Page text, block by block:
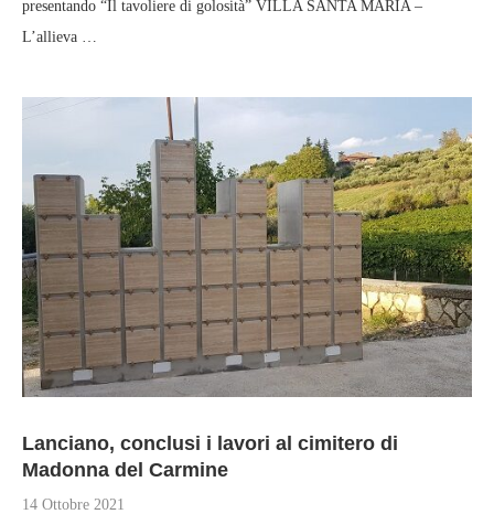
presentando “Il tavoliere di golosità” VILLA SANTA MARIA –
L’allieva …
Lanciano, conclusi i lavori al cimitero di
Madonna del Carmine
14 Ottobre 2021